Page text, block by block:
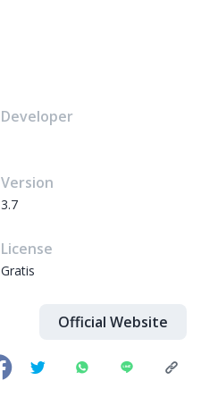
Developer
Version
3.7
License
Gratis
Official Website